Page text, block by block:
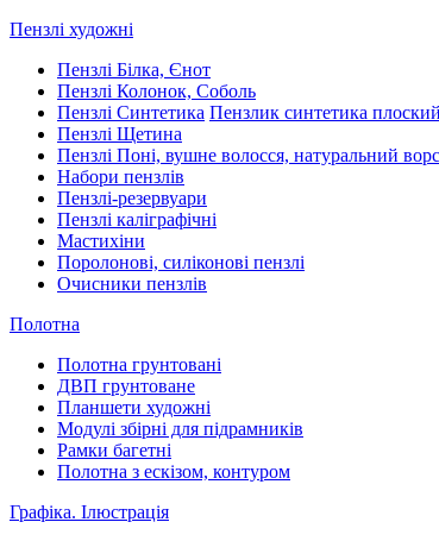
Пензлі художні
Пензлі Білка, Єнот
Пензлі Колонок, Соболь
Пензлі Синтетика Пензлик синтетика плоский
Пензлі Щетина
Пензлі Поні, вушне волосся, натуральний ворс
Набори пензлів
Пензлі-резервуари
Пензлі каліграфічні
Мастихіни
Поролонові, силіконові пензлі
Очисники пензлів
Полотна
Полотна грунтовані
ДВП грунтоване
Планшети художні
Модулі збірні для підрамників
Рамки багетні
Полотна з ескізом, контуром
Графіка. Ілюстрація